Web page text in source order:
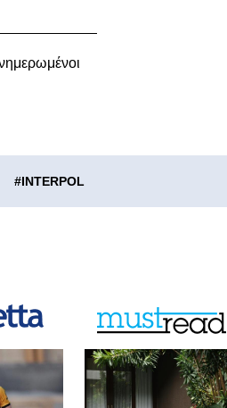
#INTERPOL